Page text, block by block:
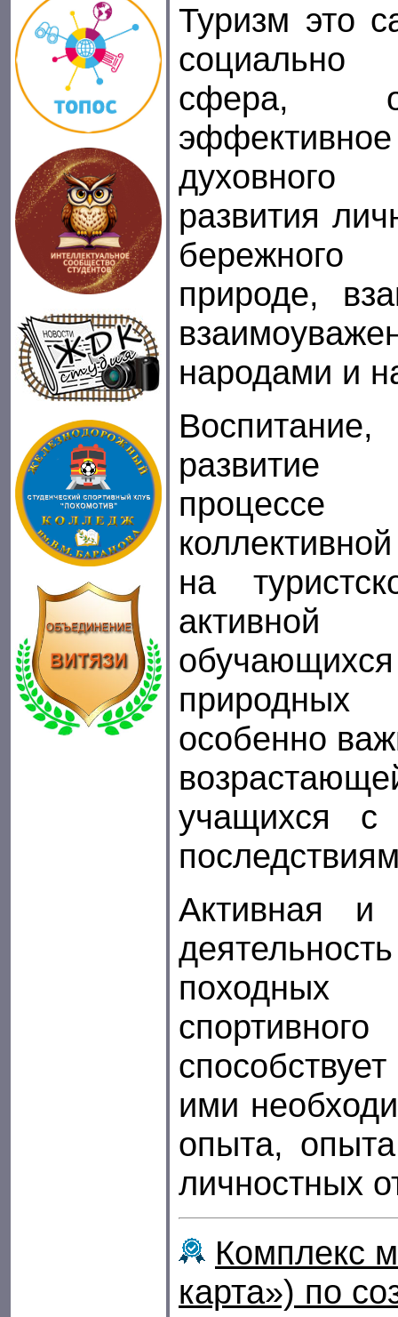
Туризм это
социально
сфера,
духовного
развития
природе,
народами и
развитие
процессе
на
активной
особенно
учащихся с
Активная и
ими
опыта,
личностных
Комплекс
карта») по